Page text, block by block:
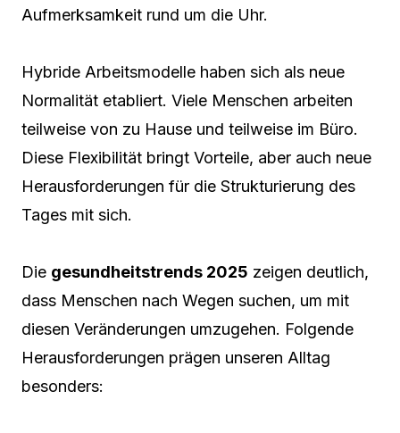
Aufmerksamkeit rund um die Uhr.
Hybride Arbeitsmodelle haben sich als neue
Normalität etabliert. Viele Menschen arbeiten
teilweise von zu Hause und teilweise im Büro.
Diese Flexibilität bringt Vorteile, aber auch neue
Herausforderungen für die Strukturierung des
Tages mit sich.
Die gesundheitstrends 2025 zeigen deutlich,
dass Menschen nach Wegen suchen, um mit
diesen Veränderungen umzugehen. Folgende
Herausforderungen prägen unseren Alltag
besonders: